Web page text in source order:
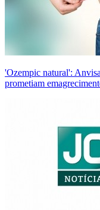
'Ozempic natural':
prometiam